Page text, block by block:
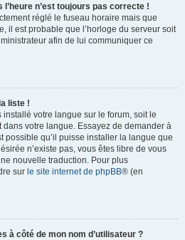
n’est toujours pas correcte !
réglé le fuseau horaire mais que
il est probable que l’horloge du serveur soit
afin de lui communiquer ce
liste !
installé votre langue sur le forum, soit le
dans votre langue. Essayez de demander à
possible qu’il puisse installer la langue que
n’existe pas, vous êtes libre de vous
nouvelle traduction. Pour plus
sur le site internet de phpBB® (en
à côté de mon nom d’utilisateur ?